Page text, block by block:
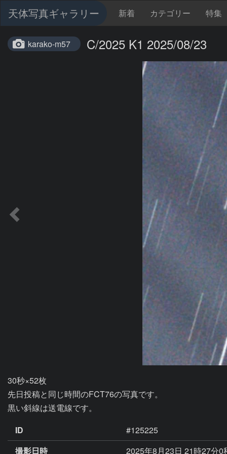
天体写真ギャラリー 新着 カテゴリー 特集
karako-m57 C/2025 K1 2025/08/23
30秒×52枚
先日投稿と同じ時間のFCT76の写真です。
ID
#125225
撮影日時
2025年8月23日 21時27分0